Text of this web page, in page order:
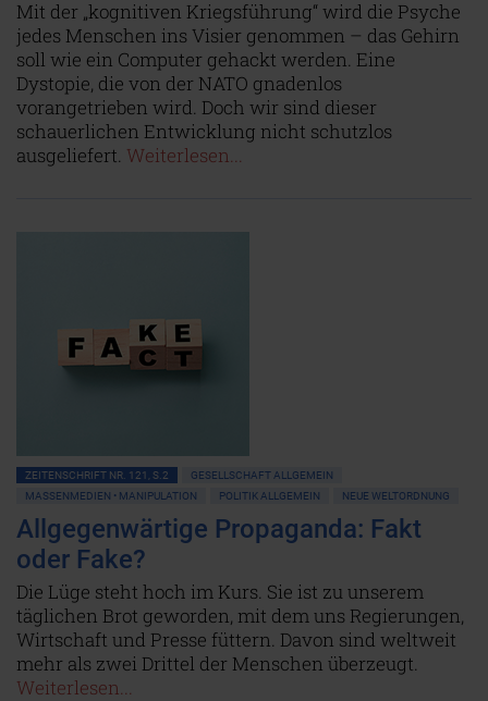
Mit der „kognitiven Kriegsführung“ wird die Psyche
jedes Menschen ins Visier genommen – das Gehirn
soll wie ein Computer gehackt werden. Eine
Dystopie, die von der NATO gnadenlos
vorangetrieben wird. Doch wir sind dieser
schauerlichen Entwicklung nicht schutzlos
ausgeliefert. Weiterlesen...
ZEITENSCHRIFT NR. 121, S.2
GESELLSCHAFT ALLGEMEIN
MASSENMEDIEN • MANIPULATION
POLITIK ALLGEMEIN NEUE WELTORDNUNG
Allgegenwärtige Propaganda: Fakt
oder Fake?
Die Lüge steht hoch im Kurs. Sie ist zu unserem
täglichen Brot geworden, mit dem uns Regierungen,
Wirtschaft und Presse füttern. Davon sind weltweit
mehr als zwei Drittel der Menschen überzeugt.
Weiterlesen...